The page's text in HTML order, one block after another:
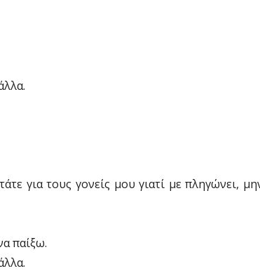
για τους γονείς μου γιατί με πληγώνει,
παίξω.